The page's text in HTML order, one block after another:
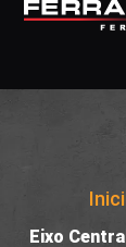
Eixo